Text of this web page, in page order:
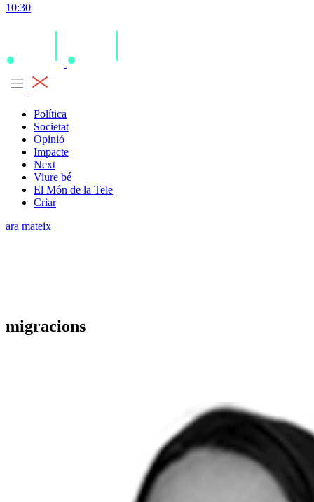
10:30
Política
Societat
Opinió
Impacte
Next
Viure bé
El Món de la Tele
Criar
ara mateix
migracions